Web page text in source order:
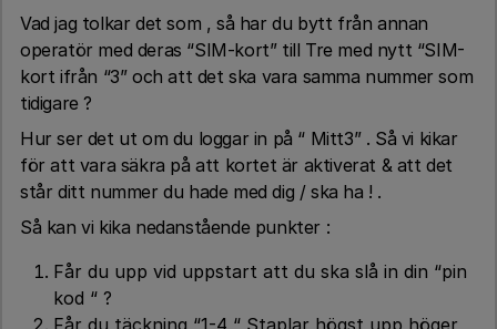
Vad jag tolkar det som , så har du bytt från annan
operatör med deras “SIM-kort” till Tre med nytt “SIM-
kort ifrån “3” och att det ska vara samma nummer som
tidigare ?
Hur ser det ut om du loggar in på “ Mitt3” . Så vi kikar
för att vara säkra på att kortet är aktiverat & att det
står ditt nummer du hade med dig / ska ha ! .
Så kan vi kika nedanstående punkter :
Får du upp vid uppstart att du ska slå in din “pin
kod “ ?
Får du täckning “1-4 “ Staplar högst upp höger